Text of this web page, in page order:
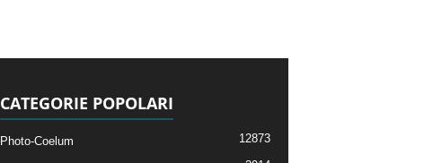
CATEGORIE POPOLARI
Photo-Coelum 12873